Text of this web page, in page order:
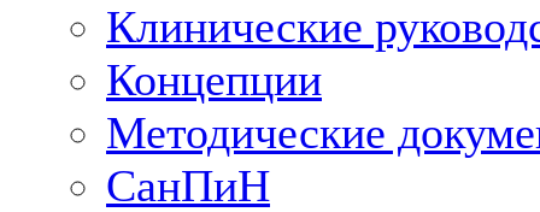
Клинические
Концепции
Методические
СанПиН